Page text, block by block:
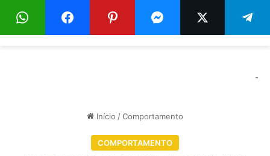
Menu
-
Início /Comportamento
COMPORTAMENTO